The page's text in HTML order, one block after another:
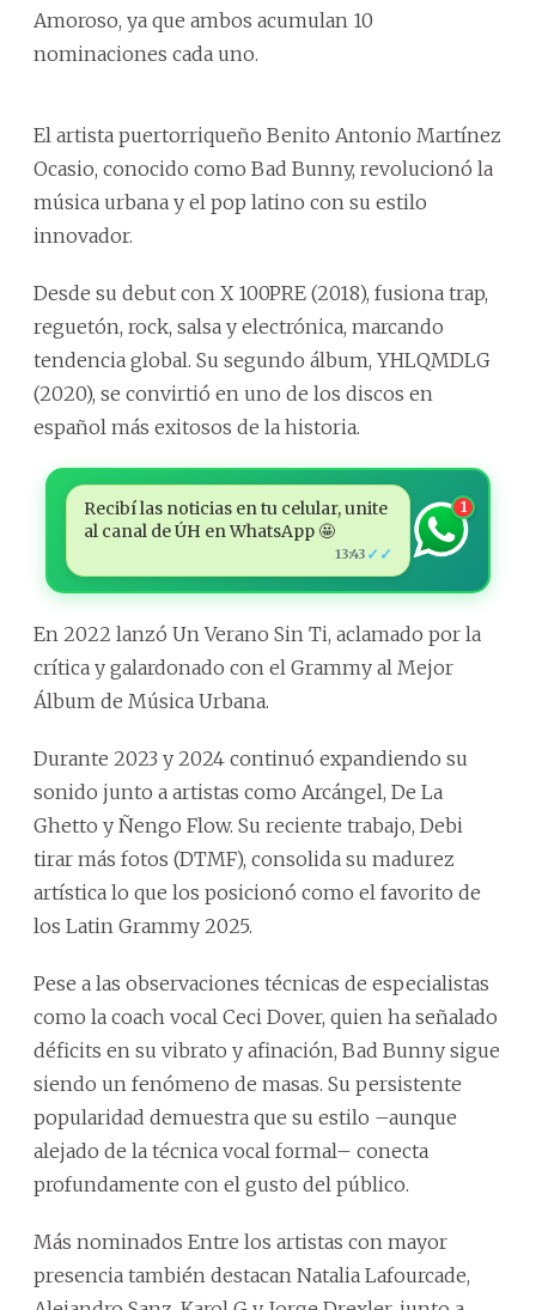
Amoroso, ya que ambos acumulan 10
nominaciones cada uno.
El artista puertorriqueño Benito Antonio Martínez
Ocasio, conocido como Bad Bunny, revolucionó la
música urbana y el pop latino con su estilo
innovador.
Desde su debut con X 100PRE (2018), fusiona trap,
reguetón, rock, salsa y electrónica, marcando
tendencia global. Su segundo álbum, YHLQMDLG
(2020), se convirtió en uno de los discos en
español más exitosos de la historia.
Recibí las noticias en tu celular, unite
al canal de ÚH en WhatsApp 🤩
13:43 ✓✓
1
En 2022 lanzó Un Verano Sin Ti, aclamado por la
crítica y galardonado con el Grammy al Mejor
Álbum de Música Urbana.
Durante 2023 y 2024 continuó expandiendo su
sonido junto a artistas como Arcángel, De La
Ghetto y Ñengo Flow. Su reciente trabajo, Debi
tirar más fotos (DTMF), consolida su madurez
artística lo que los posicionó como el favorito de
los Latin Grammy 2025.
Pese a las observaciones técnicas de especialistas
como la coach vocal Ceci Dover, quien ha señalado
déficits en su vibrato y afinación, Bad Bunny sigue
siendo un fenómeno de masas. Su persistente
popularidad demuestra que su estilo –aunque
alejado de la técnica vocal formal– conecta
profundamente con el gusto del público.
Más nominados Entre los artistas con mayor
presencia también destacan Natalia Lafourcade,